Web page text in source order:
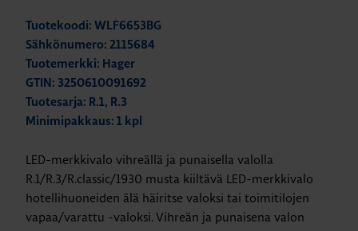
Tuotekoodi: WLF6653BG
Sähkönumero: 2115684
Tuotemerkki: Hager
GTIN: 3250610091692
Tuotesarja: R.1, R.3
Minimipakkaus: 1 kpl
LED-merkkivalo vihreällä ja punaisella valolla
R.1/R.3/R.classic/1930 musta kiiltävä LED-merkkivalo
hotellihuoneiden älä häiritse valoksi tai toimitilojen
vapaa/varattu -valoksi. Vihreän ja punaisena valon